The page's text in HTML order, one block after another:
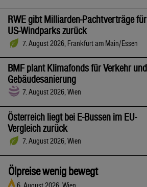
RWE gibt Milliarden-Pachtverträge für
US-Windparks zurück
7. August 2026, Frankfurt am Main/Essen
BMF plant Klimafonds für Verkehr und
Gebäudesanierung
7. August 2026, Wien
Österreich liegt bei E-Bussen im EU-
Vergleich zurück
7. August 2026, Wien
Ölpreise wenig bewegt